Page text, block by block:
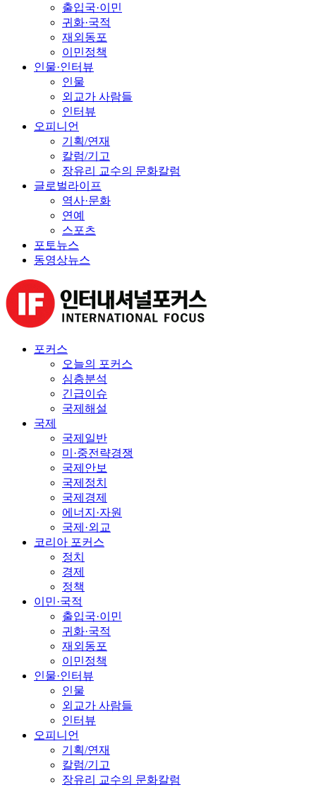
출입국·이민
귀화·국적
재외동포
이민정책
인물·인터뷰
인물
외교가 사람들
인터뷰
오피니언
기획/연재
칼럼/기고
장유리 교수의 문화칼럼
글로벌라이프
역사·문화
연예
스포츠
포토뉴스
동영상뉴스
포커스
오늘의 포커스
심층분석
긴급이슈
국제해설
국제
국제일반
미·중전략경쟁
국제안보
국제정치
국제경제
에너지·자원
국제·외교
코리아 포커스
정치
경제
정책
이민·국적
출입국·이민
귀화·국적
재외동포
이민정책
인물·인터뷰
인물
외교가 사람들
인터뷰
오피니언
기획/연재
칼럼/기고
장유리 교수의 문화칼럼